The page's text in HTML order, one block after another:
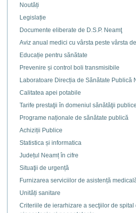
Noutăți
Legislație
Documente eliberate de D.S.P. Neamţ
Aviz anual medici cu vârsta peste vârsta
Educație pentru sănătate
Prevenire și control boli transmisibile
Laboratoare Direcția de Sănătate Publică
Calitatea apei potabile
Tarife prestaţii în domeniul sănătăţii publice
Programe naționale de sănătate publică
Achiziții Publice
Statistica și informatica
Județul Neamț în cifre
Situaţii de urgență
Furnizarea serviciilor de asistență
Unități sanitare
Criteriile de ierarhizare a secţiilor de